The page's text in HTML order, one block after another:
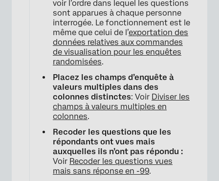
voir l’ordre dans lequel les questions
sont apparues à chaque personne
interrogée. Le fonctionnement est le
même que celui de l’exportation des
données relatives aux commandes
de visualisation pour les enquêtes
randomisées.
Placez les champs d’enquête à
valeurs multiples dans des
colonnes distinctes: Voir Diviser les
champs à valeurs multiples en
colonnes.
Recoder les questions que les
répondants ont vues mais
auxquelles ils n’ont pas répondu :
Voir Recoder les questions vues
mais sans réponse en -99.